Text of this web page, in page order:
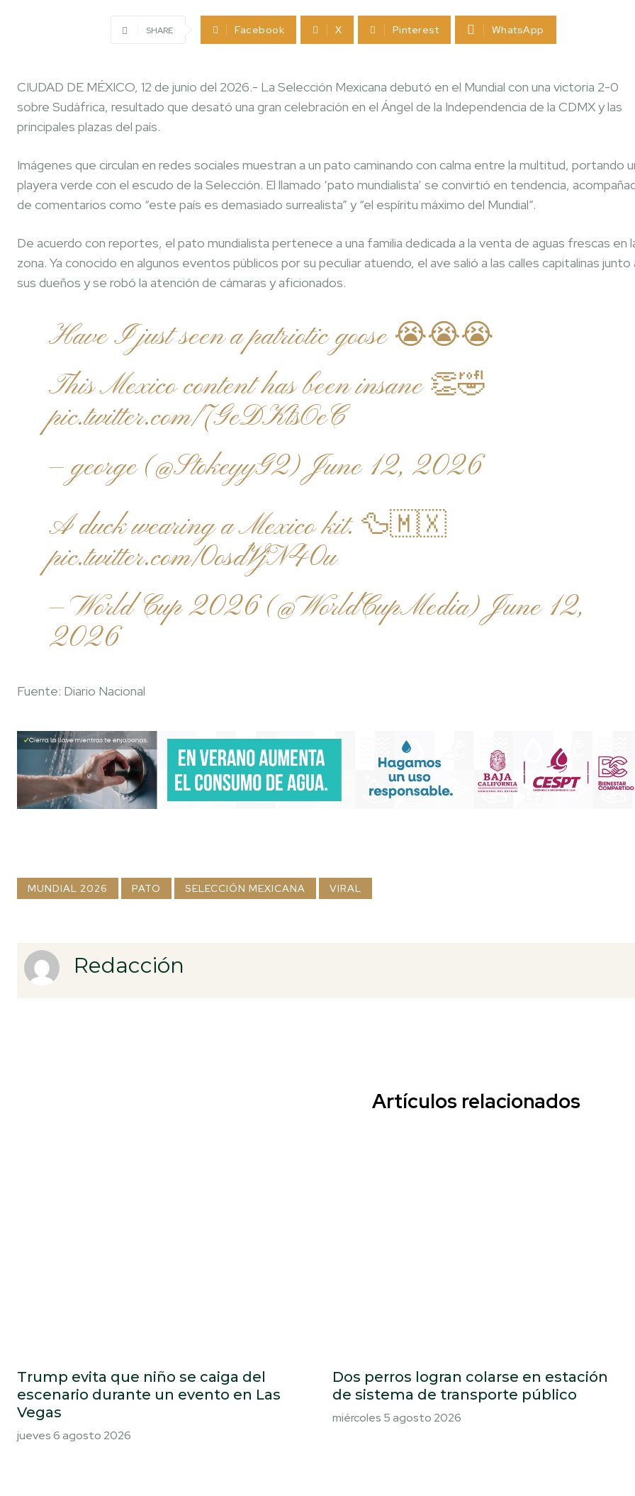
SHARE Facebook X Pinterest WhatsApp
CIUDAD DE MÉXICO, 12 de junio del 2026.- La Selección Mexicana debutó en el Mundial con una victoria 2-0
sobre Sudáfrica, resultado que desató una gran celebración en el Ángel de la Independencia de la CDMX y las
principales plazas del país.
Imágenes que circulan en redes sociales muestran a un pato caminando con calma entre la multitud, portando
playera verde con el escudo de la Selección. El llamado ‘pato mundialista’ se convirtió en tendencia,
de comentarios como “este país es demasiado surrealista” y “el espíritu máximo del Mundial”.
De acuerdo con reportes, el pato mundialista pertenece a una familia dedicada a la venta de aguas frescas en
zona. Ya conocido en algunos eventos públicos por su peculiar atuendo, el ave salió a las calles capitalinas junto
sus dueños y se robó la atención de cámaras y aficionados.
Have I just seen a patriotic goose 😭😭😭
This Mexico content has been insane 👏🤣
pic.twitter.com/7GeDKtsOeC
— george (@StokeyyG2)June 12, 2026
A duck wearing a Mexico kit. 🦆🇲🇽
pic.twitter.com/0osdVjN40u
— World Cup 2026 (@WorldCupMedia)June 12,
2026
Fuente: Diario Nacional
MUNDIAL 2026 PATO SELECCIÓN MEXICANA VIRAL
Redacción
Artículos relacionados
Trump evita que niño se caiga del
escenario durante un evento en Las
Vegas
jueves 6 agosto 2026
Dos perros logran colarse en estación
de sistema de transporte público
miércoles 5 agosto 2026